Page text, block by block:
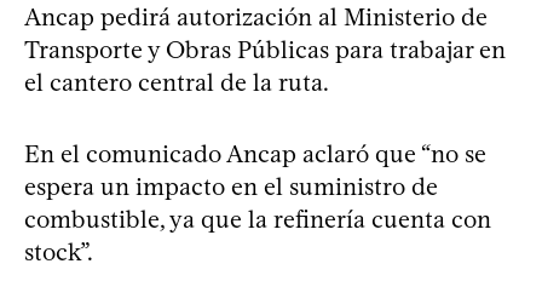
Ancap pedirá autorización al Ministerio de
Transporte y Obras Públicas para trabajar en
el cantero central de la ruta.
En el comunicado Ancap aclaró que “no se
espera un impacto en el suministro de
combustible, ya que la refinería cuenta con
stock”.